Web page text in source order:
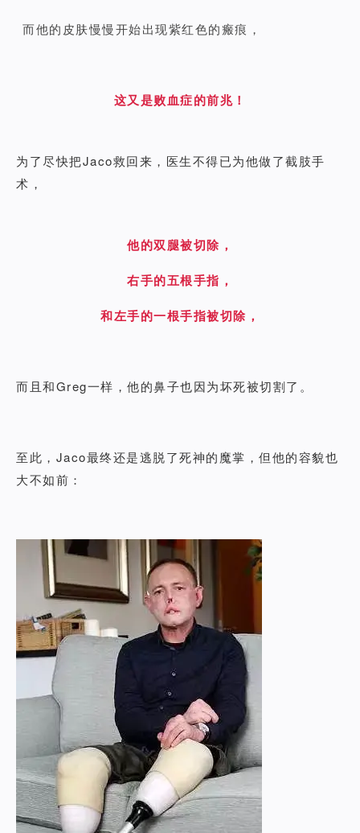
而他的皮肤慢慢开始出现紫红色的瘢痕，
这又是败血症的前兆！
为了尽快把Jaco救回来，医生不得已为他做了截肢手
术，
他的双腿被切除，
右手的五根手指，
和左手的一根手指被切除，
而且和Greg一样，他的鼻子也因为坏死被切割了。
至此，Jaco最终还是逃脱了死神的魔掌，但他的容貌也
大不如前：